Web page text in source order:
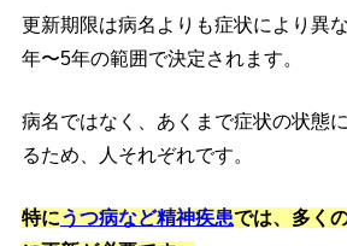
更新期限は病名よりも症状により異
年〜5年の範囲で決定されます。
病名ではなく、あくまで症状の状態
るため、人それぞれです。
特にうつ病など精神疾患では、多く